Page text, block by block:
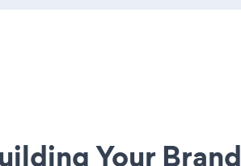
Your Brand